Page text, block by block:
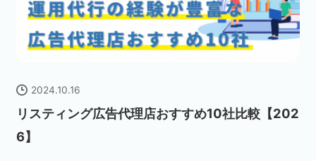
2024.10.16
リスティング広告代理店おすすめ10社比較【202
6】